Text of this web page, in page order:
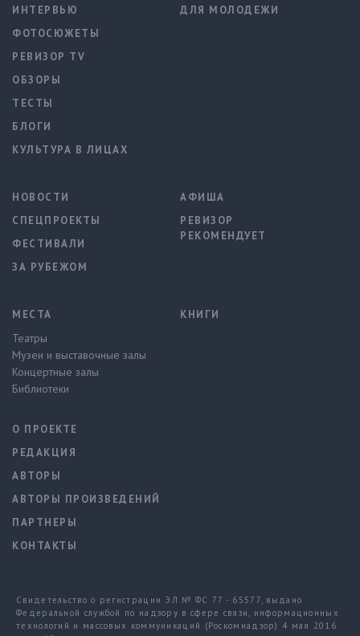
ИНТЕРВЬЮ
ФОТОСЮЖЕТЫ
РЕВИЗОР TV
ОБЗОРЫ
ТЕСТЫ
БЛОГИ
КУЛЬТУРА В ЛИЦАХ
ДЛЯ МОЛОДЕЖИ
НОВОСТИ
СПЕЦПРОЕКТЫ
ФЕСТИВАЛИ
ЗА РУБЕЖОМ
АФИША
РЕВИЗОР
РЕКОМЕНДУЕТ
МЕСТА
Театры
Музеи и выставочные залы
Концертные залы
Библиотеки
КНИГИ
О ПРОЕКТЕ
РЕДАКЦИЯ
АВТОРЫ
АВТОРЫ ПРОИЗВЕДЕНИЙ
ПАРТНЕРЫ
КОНТАКТЫ
Свидетельство о регистрации ЭЛ № ФС 77 - 65577, выдано
Федеральной службой по надзору в сфере связи, информационных
технологий и массовых коммуникаций (Роскомнадзор) 4 мая 2016